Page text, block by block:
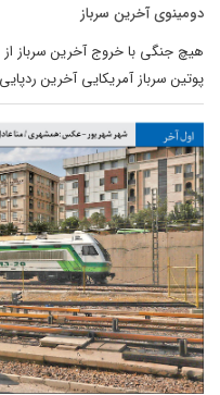
دومینوی آخرین سرباز
هیچ جنگی با خروج آخرین سرباز
پوتین سرباز آمریکایی آخرین